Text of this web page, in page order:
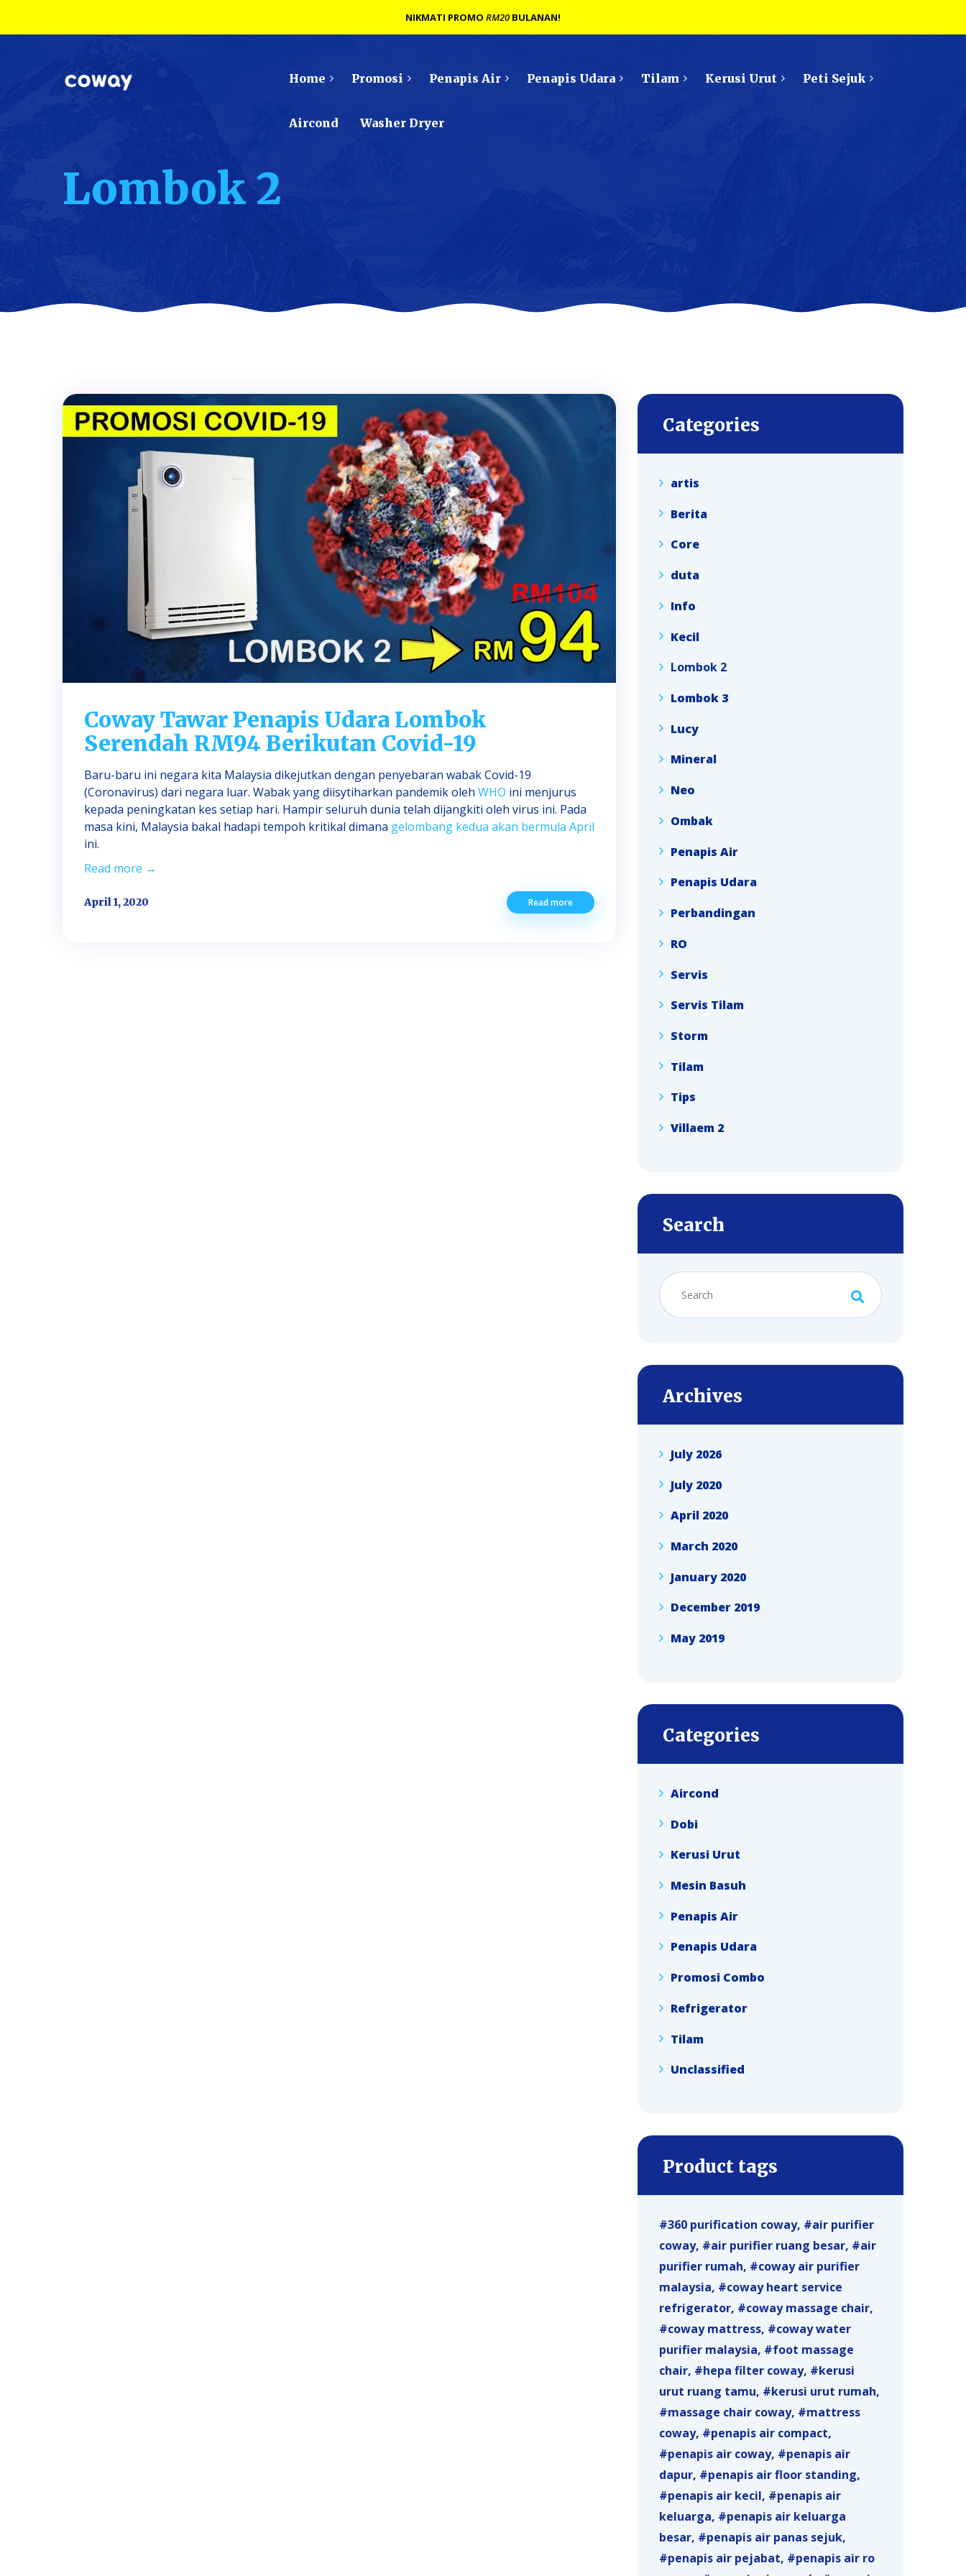
Home Promosi Penapis Air Penapis Udara Tilam Kerusi Urut Peti Sejuk
Aircond Washer Dryer
Lombok 2
Coway Tawar Penapis Udara Lombok
Serendah RM94 Berikutan Covid-19
Baru-baru ini negara kita Malaysia dikejutkan dengan penyebaran wabak Covid-19
(Coronavirus) dari negara luar. Wabak yang diisytiharkan pandemik oleh WHO ini menjurus
kepada peningkatan kes setiap hari. Hampir seluruh dunia telah dijangkiti oleh virus ini. Pada
masa kini, Malaysia bakal hadapi tempoh kritikal dimana gelombang kedua akan bermula April
ini.
Read more →
April 1, 2020 Read more
Categories
artis
Berita
Core
duta
Info
Kecil
Lombok 2
Lombok 3
Lucy
Mineral
Neo
Ombak
Penapis Air
Penapis Udara
Perbandingan
RO
Servis
Servis Tilam
Storm
Tilam
Tips
Villaem 2
Search
Archives
July 2026
July 2020
April 2020
March 2020
January 2020
December 2019
May 2019
Categories
Aircond
Dobi
Kerusi Urut
Mesin Basuh
Penapis Air
Penapis Udara
Promosi Combo
Refrigerator
Tilam
Unclassified
Product tags
360 purification coway
air purifier
coway
air purifier ruang besar
air
purifier rumah
coway air purifier
malaysia
coway heart service
refrigerator
coway massage chair
coway mattress
coway water
purifier malaysia
foot massage
chair
hepa filter coway
kerusi
urut ruang tamu
kerusi urut rumah
massage chair coway
mattress
coway
penapis air compact
penapis air coway
penapis air
dapur
penapis air floor standing
penapis air kecil
penapis air
keluarga
penapis air keluarga
besar
penapis air panas sejuk
penapis air pejabat
penapis air ro
NIKMATI PROMO RM20 BULANAN!